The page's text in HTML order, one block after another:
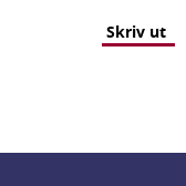
Skriv ut